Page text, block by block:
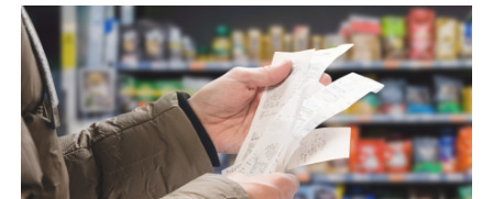
1,75 puncte procentuale faţă de aceeaşi perioadă a anului
trecut,...